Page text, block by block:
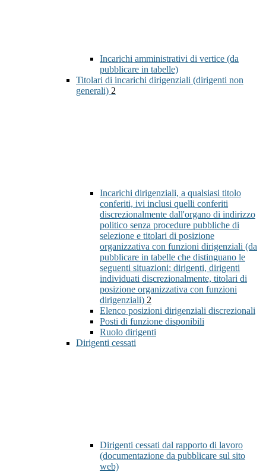
Incarichi amministrativi di vertice (da
pubblicare in tabelle)
Titolari di incarichi dirigenziali (dirigenti non
generali) 2
Incarichi dirigenziali, a qualsiasi titolo
conferiti, ivi inclusi quelli conferiti
discrezionalmente dall'organo di indirizzo
politico senza procedure pubbliche di
selezione e titolari di posizione
organizzativa con funzioni dirigenziali (da
pubblicare in tabelle che distinguano le
seguenti situazioni: dirigenti, dirigenti
individuati discrezionalmente, titolari di
posizione organizzativa con funzioni
dirigenziali) 2
Elenco posizioni dirigenziali discrezionali
Posti di funzione disponibili
Ruolo dirigenti
Dirigenti cessati
Dirigenti cessati dal rapporto di lavoro
(documentazione da pubblicare sul sito
web)